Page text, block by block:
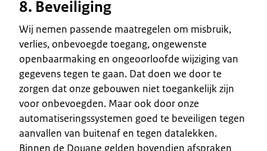
8. Beveiliging
Wij nemen passende maatregelen om misbruik,
verlies, onbevoegde toegang, ongewenste
openbaarmaking en ongeoorloofde wijziging van
gegevens tegen te gaan. Dat doen we door te
zorgen dat onze gebouwen niet toegankelijk zijn
voor onbevoegden. Maar ook door onze
automatiseringssystemen goed te beveiligen tegen
aanvallen van buitenaf en tegen datalekken.
Binnen de Douane gelden bovendien afspraken